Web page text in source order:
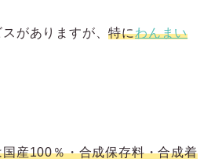
がありますが、特にわんまい
国産100％・合成保存料・合成着